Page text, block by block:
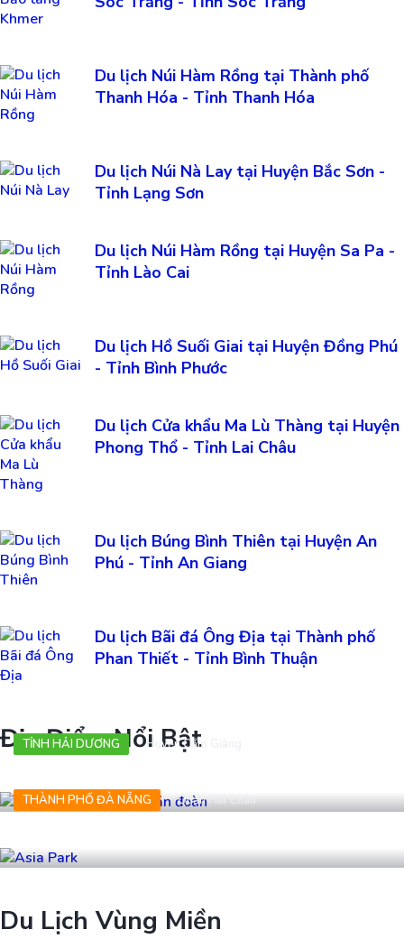
Du lịch Núi Hàm Rồng tại Thành phố
Thanh Hóa - Tỉnh Thanh Hóa
Du lịch Núi Nà Lay tại Huyện Bắc Sơn -
Tỉnh Lạng Sơn
Du lịch Núi Hàm Rồng tại Huyện Sa Pa -
Tỉnh Lào Cai
Du lịch Hồ Suối Giai tại Huyện Đồng Phú
- Tỉnh Bình Phước
Du lịch Cửa khẩu Ma Lù Thàng tại Huyện
Phong Thổ - Tỉnh Lai Châu
Du lịch Búng Bình Thiên tại Huyện An
Phú - Tỉnh An Giang
Du lịch Bãi đá Ông Địa tại Thành phố
Phan Thiết - Tỉnh Bình Thuận
Địa Điểm Nổi Bật
TỈNH HẢI DƯƠNG Huyện Cẩm Giàng
THÀNH PHỐ ĐÀ NẴNG Quận Hải Châu
Du Lịch Vùng Miền